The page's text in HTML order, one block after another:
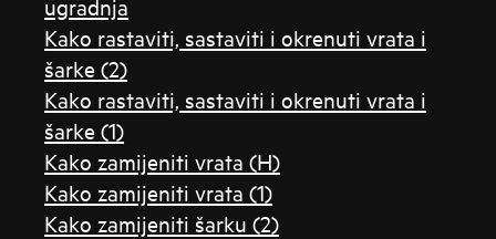
ugradnja
Kako rastaviti, sastaviti i okrenuti vrata i
šarke (2)
Kako rastaviti, sastaviti i okrenuti vrata i
šarke (1)
Kako zamijeniti vrata (H)
Kako zamijeniti vrata (1)
Kako zamijeniti šarku (2)